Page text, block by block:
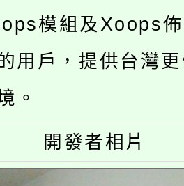
游泳池舉行。
收入戶享有免
，中低收入戶
，詳情可洽有
教育及科技中
能研習
教育及科技中
習
活教案入校路
農教育專業人
模組及Xoops
用戶，提供台灣
。
開發者相片